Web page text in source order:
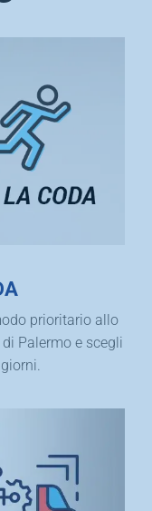
prioritario allo
Palermo e scegli